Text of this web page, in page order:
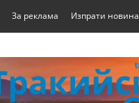
За реклама Изпрати новина